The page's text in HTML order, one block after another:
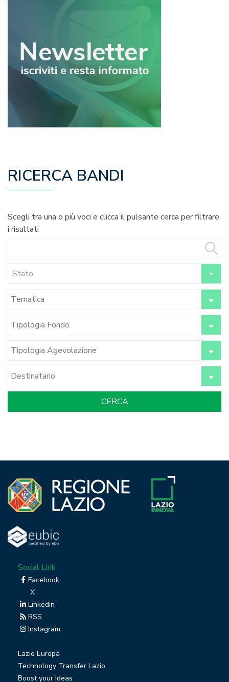
RICERCA BANDI
Scegli tra una o più voci e clicca il pulsante cerca per filtrare
i risultati
Stato
Social Link
Facebook
X
Linkedin
RSS
Instagram
Lazio Europa
Technology Transfer Lazio
Boost your Ideas